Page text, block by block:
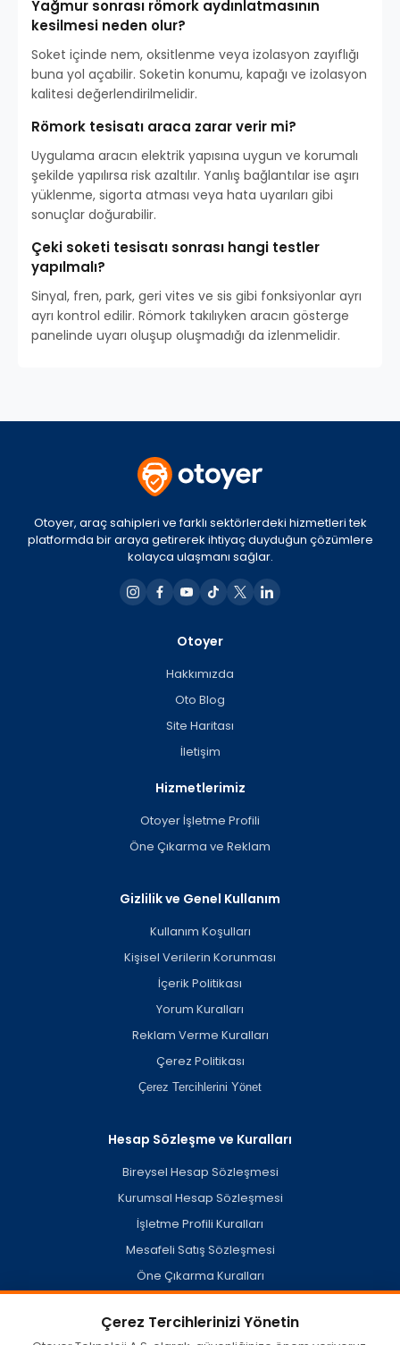
Yağmur sonrası römork aydınlatmasının
kesilmesi neden olur?
Soket içinde nem, oksitlenme veya izolasyon zayıflığı
buna yol açabilir. Soketin konumu, kapağı ve izolasyon
kalitesi değerlendirilmelidir.
Römork tesisatı araca zarar verir mi?
Uygulama aracın elektrik yapısına uygun ve korumalı
şekilde yapılırsa risk azaltılır. Yanlış bağlantılar ise aşırı
yüklenme, sigorta atması veya hata uyarıları gibi
sonuçlar doğurabilir.
Çeki soketi tesisatı sonrası hangi testler
yapılmalı?
Sinyal, fren, park, geri vites ve sis gibi fonksiyonlar ayrı
ayrı kontrol edilir. Römork takılıyken aracın gösterge
panelinde uyarı oluşup oluşmadığı da izlenmelidir.
Otoyer, araç sahipleri ve farklı sektörlerdeki hizmetleri tek
platformda bir araya getirerek ihtiyaç duyduğun çözümlere
kolayca ulaşmanı sağlar.
Otoyer
Hakkımızda
Oto Blog
Site Haritası
İletişim
Hizmetlerimiz
Otoyer İşletme Profili
Öne Çıkarma ve Reklam
Gizlilik ve Genel Kullanım
Kullanım Koşulları
Kişisel Verilerin Korunması
İçerik Politikası
Yorum Kuralları
Reklam Verme Kuralları
Çerez Politikası
Çerez Tercihlerini Yönet
Hesap Sözleşme ve Kuralları
Bireysel Hesap Sözleşmesi
Kurumsal Hesap Sözleşmesi
İşletme Profili Kuralları
Mesafeli Satış Sözleşmesi
Öne Çıkarma Kuralları
Çerez Tercihlerinizi Yönetin